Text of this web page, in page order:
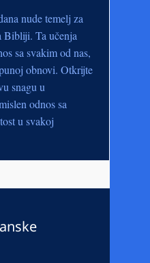
nude temelj za
Bibliji. Ta učenja
sa svakim od nas,
obnovi. Otkrijte
snagu u
odnos sa
u svakoj